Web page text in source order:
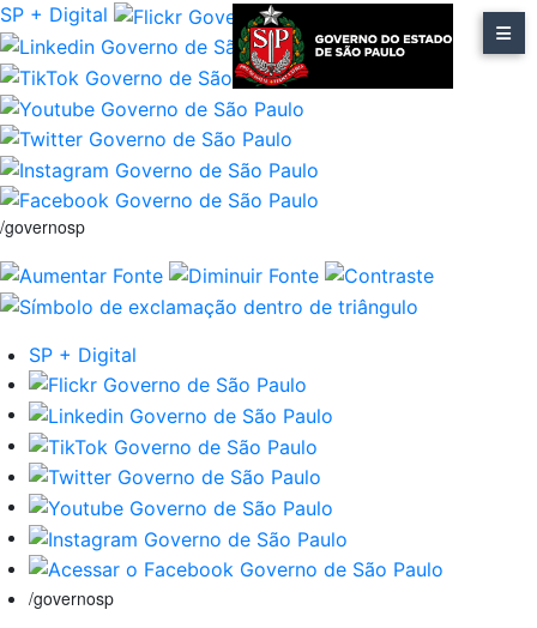
SP + Digital
/governosp
SP + Digital
/governosp